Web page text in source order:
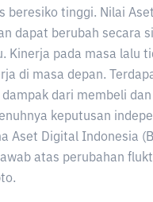
beresiko tinggi. Nilai
dapat berubah secara
Kinerja pada masa lalu
di masa depan.
dari membeli
keputusan
Aset Digital Indonesia
atas perubahan